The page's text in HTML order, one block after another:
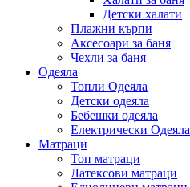
Детски халати
Плажни кърпи
Аксесоари за баня
Чехли за баня
Одеяла
Топли Одеяла
Детски одеяла
Бебешки одеяла
Електрически Одеяла
Матраци
Топ матраци
Латексови матраци